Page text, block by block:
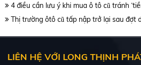
4 điều cần lưu ý khi mua ô tô cũ tránh
Thị trường ôtô cũ tấp nập trở lại sau đợt
LIÊN HỆ VỚI LONG THỊNH